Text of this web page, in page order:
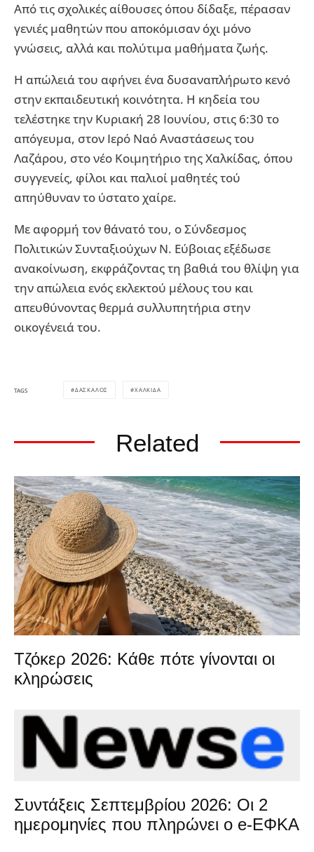
Από τις σχολικές αίθουσες όπου δίδαξε, πέρασαν
γενιές μαθητών που αποκόμισαν όχι μόνο
γνώσεις, αλλά και πολύτιμα μαθήματα ζωής.
Η απώλειά του αφήνει ένα δυσαναπλήρωτο κενό
στην εκπαιδευτική κοινότητα. Η κηδεία του
τελέστηκε την Κυριακή 28 Ιουνίου, στις 6:30 το
απόγευμα, στον Ιερό Ναό Αναστάσεως του
Λαζάρου, στο νέο Κοιμητήριο της Χαλκίδας, όπου
συγγενείς, φίλοι και παλιοί μαθητές τού
απηύθυναν το ύστατο χαίρε.
Με αφορμή τον θάνατό του, ο Σύνδεσμος
Πολιτικών Συνταξιούχων Ν. Εύβοιας εξέδωσε
ανακοίνωση, εκφράζοντας τη βαθιά του θλίψη για
την απώλεια ενός εκλεκτού μέλους του και
απευθύνοντας θερμά συλλυπητήρια στην
οικογένειά του.
TAGS ΔΑΣΚΑΛΟΣ ΧΑΛΚΙΔΑ
Related
Τζόκερ 2026: Κάθε πότε γίνονται οι
κληρώσεις
Συντάξεις Σεπτεμβρίου 2026: Οι 2
ημερομηνίες που πληρώνει ο e-ΕΦΚΑ